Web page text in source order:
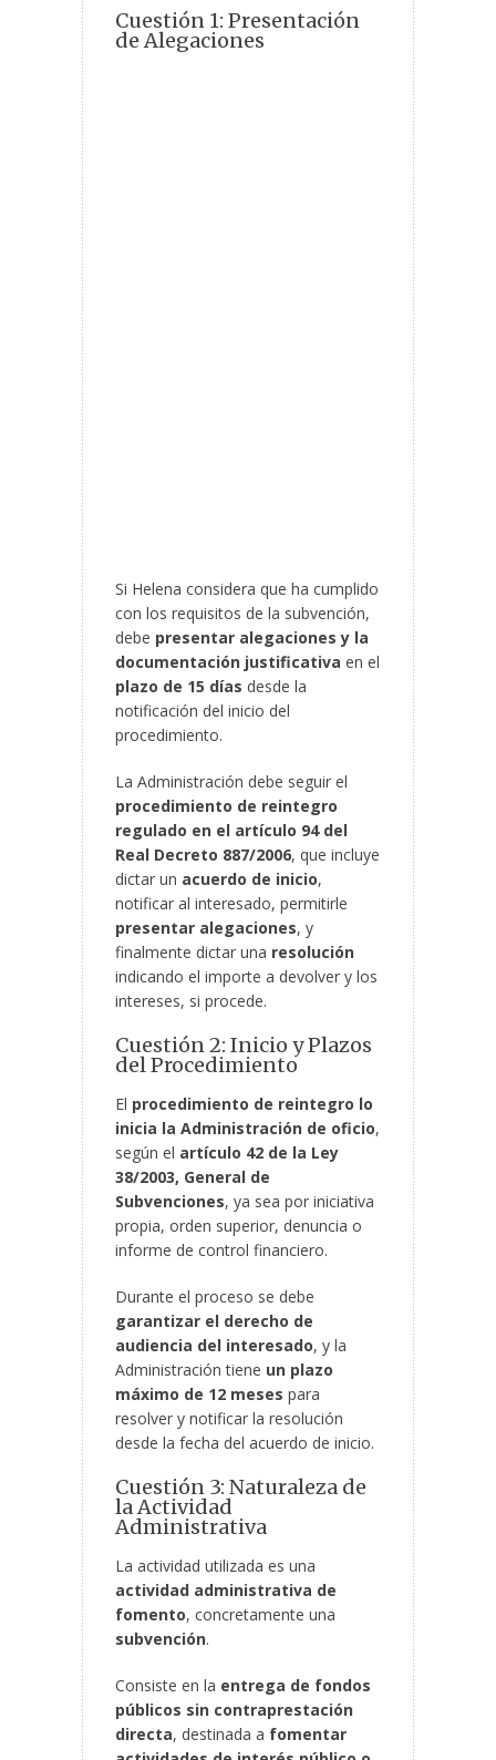
Cuestión 1: Presentación
de Alegaciones
Si Helena considera que ha cumplido
con los requisitos de la subvención,
debe presentar alegaciones y la
documentación justificativa en el
plazo de 15 días desde la
notificación del inicio del
procedimiento.
La Administración debe seguir el
procedimiento de reintegro
regulado en el artículo 94 del
Real Decreto 887/2006, que incluye
dictar un acuerdo de inicio,
notificar al interesado, permitirle
presentar alegaciones, y
finalmente dictar una resolución
indicando el importe a devolver y los
intereses, si procede.
Cuestión 2: Inicio y Plazos
del Procedimiento
El procedimiento de reintegro lo
inicia la Administración de oficio,
según el artículo 42 de la Ley
38/2003, General de
Subvenciones, ya sea por iniciativa
propia, orden superior, denuncia o
informe de control financiero.
Durante el proceso se debe
garantizar el derecho de
audiencia del interesado, y la
Administración tiene un plazo
máximo de 12 meses para
resolver y notificar la resolución
desde la fecha del acuerdo de inicio.
Cuestión 3: Naturaleza de
la Actividad
Administrativa
La actividad utilizada es una
actividad administrativa de
fomento, concretamente una
subvención.
Consiste en la entrega de fondos
públicos sin contraprestación
directa, destinada a fomentar